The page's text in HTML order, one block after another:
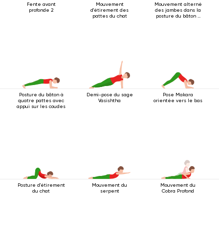
Fente avant
profonde 2
Mouvement
d'étirement des
pattes du chat
Mouvement alterné
des jambes dans la
posture du bâton à
Posture du bâton à
quatre pattes avec
appui sur les coudes
Demi-pose du sage
Vasishtha
Pose Makara
orientée vers le bas
Posture d'étirement
du chat
Mouvement du
serpent
Mouvement du
Cobra Profond